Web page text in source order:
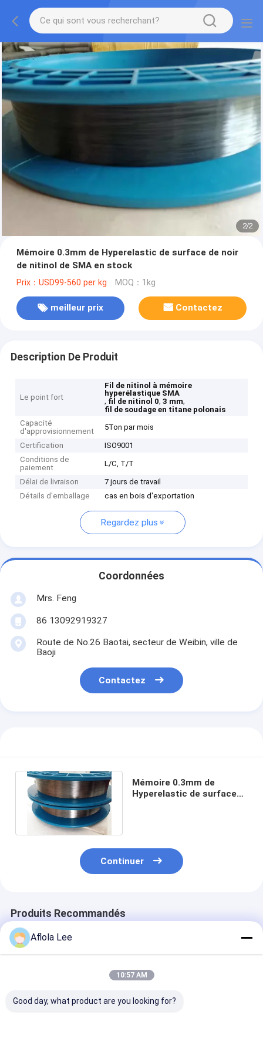
2/2
Mémoire 0.3mm de Hyperelastic de surface de noir
de nitinol de SMA en stock
Prix：USD99-560 per kg MOQ：1kg
meilleur prix Contactez
Description De Produit
Le point fort
Fil de nitinol à mémoire
hyperélastique SMA
, fil de nitinol 0,3 mm,
fil de soudage en titane polonais
Capacité
d'approvisionnement
5Ton par mois
Certification
ISO9001
Conditions de
paiement
L/C, T/T
Délai de livraison
7 jours de travail
Détails d'emballage
cas en bois d'exportation
Regardez plus
Coordonnées
Mrs. Feng
86 13092919327
Route de No.26 Baotai, secteur de Weibin, ville de
Baoji
Contactez
Mémoire 0.3mm de
Hyperelastic de surface
Continuer
Produits Recommandés
Aflola Lee
10:57 AM
Good day, what product are you looking for?